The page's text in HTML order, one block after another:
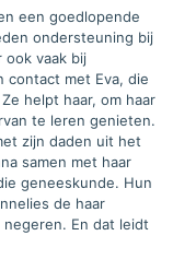
een goedlopende
ondersteuning bij
ook vaak bij
contact met Eva, die
helpt haar, om haar
te leren genieten.
zijn daden uit het
samen met haar
geneeskunde. Hun
de haar
En dat leidt